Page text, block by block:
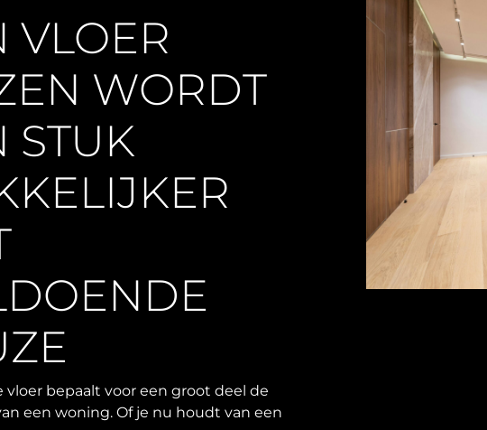
VLOER
WORDT
STUK
vloer bepaalt voor een groot deel de
een woning. Of je nu houdt van een